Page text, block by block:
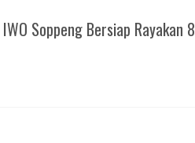
Soppeng Bersiap Rayakan 8